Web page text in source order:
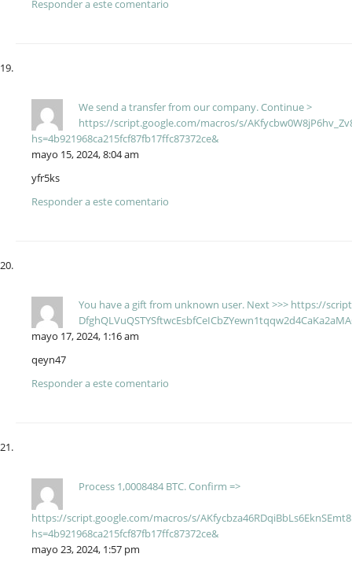
Responder a este comentario
We send a transfer from our company. Continue >
https://script.google.com/macros/s/
hs=4b921968ca215fcf87fb17ffc87372ce&
mayo 15, 2024, 8:04 am
yfr5ks
Responder a este comentario
You have a gift from unknown user. Next >>> https://
mayo 17, 2024, 1:16 am
qeyn47
Responder a este comentario
Рrосеss 1,0008484 ВТС. Соnfirm =>
https://script.google.com/macros/s/
hs=4b921968ca215fcf87fb17ffc87372ce&
mayo 23, 2024, 1:57 pm